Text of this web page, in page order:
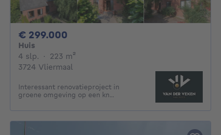
€ 299.000
Huis
4 slp. 4 slaapkamers
· 223 m²
3724 Vliermaal
Interessant renovatieproject in
groene omgeving op een kn...